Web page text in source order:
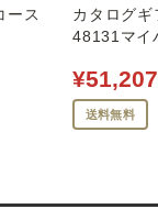
ース
カタログ
48131マイ
¥51,207
送料無料